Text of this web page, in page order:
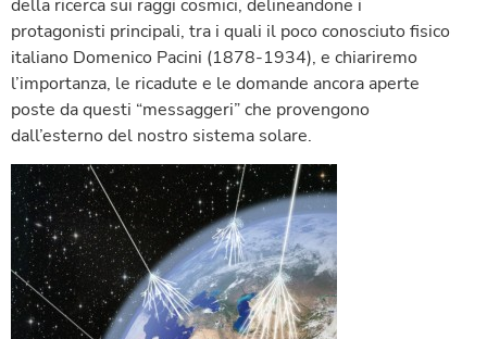
della ricerca sui raggi cosmici, delineandone i
protagonisti principali, tra i quali il poco conosciuto fisico
italiano Domenico Pacini (1878-1934), e chiariremo
l’importanza, le ricadute e le domande ancora aperte
poste da questi “messaggeri” che provengono
dall’esterno del nostro sistema solare.